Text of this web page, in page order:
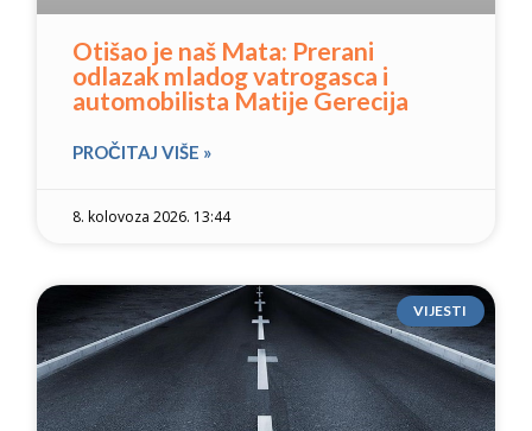
Otišao je naš Mata: Prerani
odlazak mladog vatrogasca i
automobilista Matije Gerecija
PROČITAJ VIŠE »
8. kolovoza 2026. 13:44
VIJESTI